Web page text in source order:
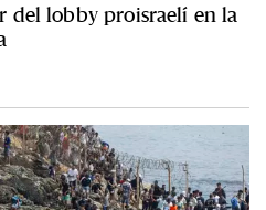
del lobby proisraelí en la